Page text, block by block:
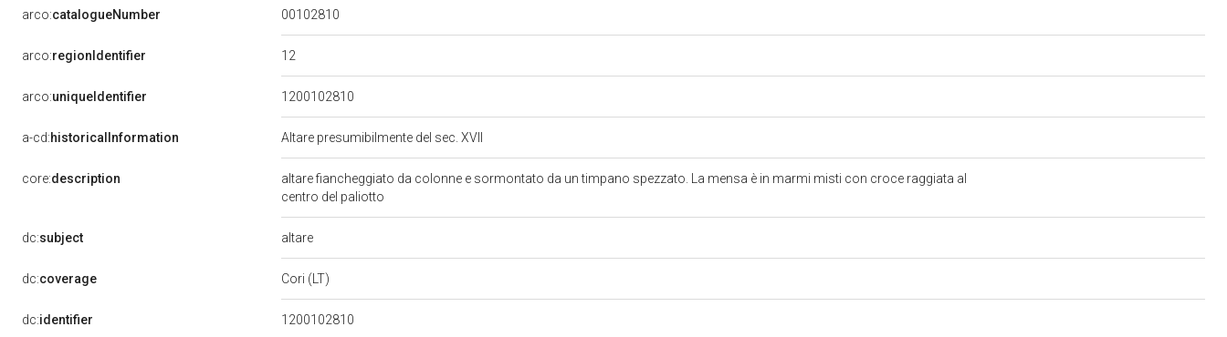
arco:catalogueNumber 00102810
arco:regionIdentifier 12
arco:uniqueIdentifier 1200102810
a-cd:historicalInformation Altare presumibilmente del sec. XVII
core:description
altare fiancheggiato da colonne e sormontato da un timpano spezzato. La mensa è in marmi misti con croce raggiata al
centro del paliotto
dc:subject altare
dc:coverage Cori (LT)
dc:identifier 1200102810